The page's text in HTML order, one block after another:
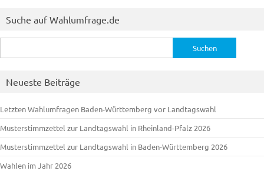
Suche auf Wahlumfrage.de
nach:
Neueste Beiträge
Letzten Wahlumfragen Baden-Württemberg vor Landtagswahl
Musterstimmzettel zur Landtagswahl in Rheinland-Pfalz 2026
Musterstimmzettel zur Landtagswahl in Baden-Württemberg 2026
Wahlen im Jahr 2026